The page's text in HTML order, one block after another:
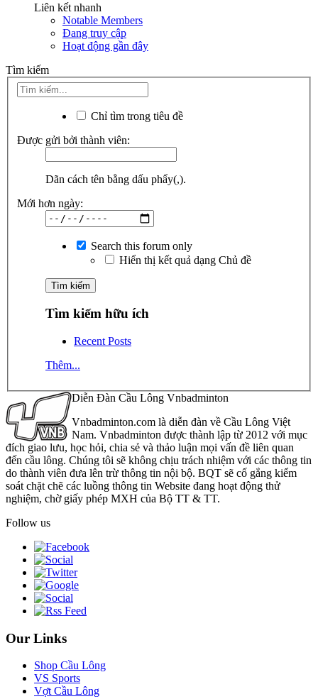
Liên kết nhanh
Notable Members
Đang truy cập
Hoạt động gần đây
Tìm kiếm
Chỉ tìm trong tiêu đề
Được gửi bởi thành viên:
Dãn cách tên bằng dấu phẩy(,).
Mới hơn ngày:
Search this forum only
Hiển thị kết quả dạng Chủ đề
Tìm kiếm hữu ích
Recent Posts
Thêm...
Diễn Đàn Cầu Lông Vnbadminton
Vnbadminton.com là diễn đàn về Cầu Lông Việt
Nam. Vnbadminton được thành lập từ 2012 với mục
đích giao lưu, học hỏi, chia sẻ và thảo luận mọi vấn đề liên quan
đến cầu lông. Chúng tôi sẽ không chịu trách nhiệm với các thông tin
do thành viên đưa lên trừ thông tin nội bộ. BQT sẽ cố gắng kiểm
soát chặt chẽ các luồng thông tin Website đang hoạt động thử
nghiệm, chờ giấy phép MXH của Bộ TT & TT.
Follow us
Our Links
Shop Cầu Lông
VS Sports
Vợt Cầu Lông